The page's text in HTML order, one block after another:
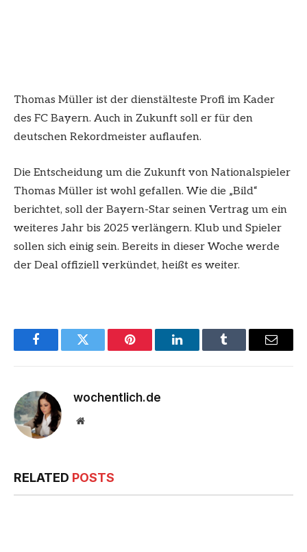
Thomas Müller ist der dienstälteste Profi im Kader
des FC Bayern. Auch in Zukunft soll er für den
deutschen Rekordmeister auflaufen.
Die Entscheidung um die Zukunft von Nationalspieler
Thomas Müller ist wohl gefallen. Wie die „Bild“
berichtet, soll der Bayern-Star seinen Vertrag um ein
weiteres Jahr bis 2025 verlängern. Klub und Spieler
sollen sich einig sein. Bereits in dieser Woche werde
der Deal offiziell verkündet, heißt es weiter.
FacebookTwitter Pinterest LinkedInTumblr Email
wochentlich.de
Website
RELATED POSTS